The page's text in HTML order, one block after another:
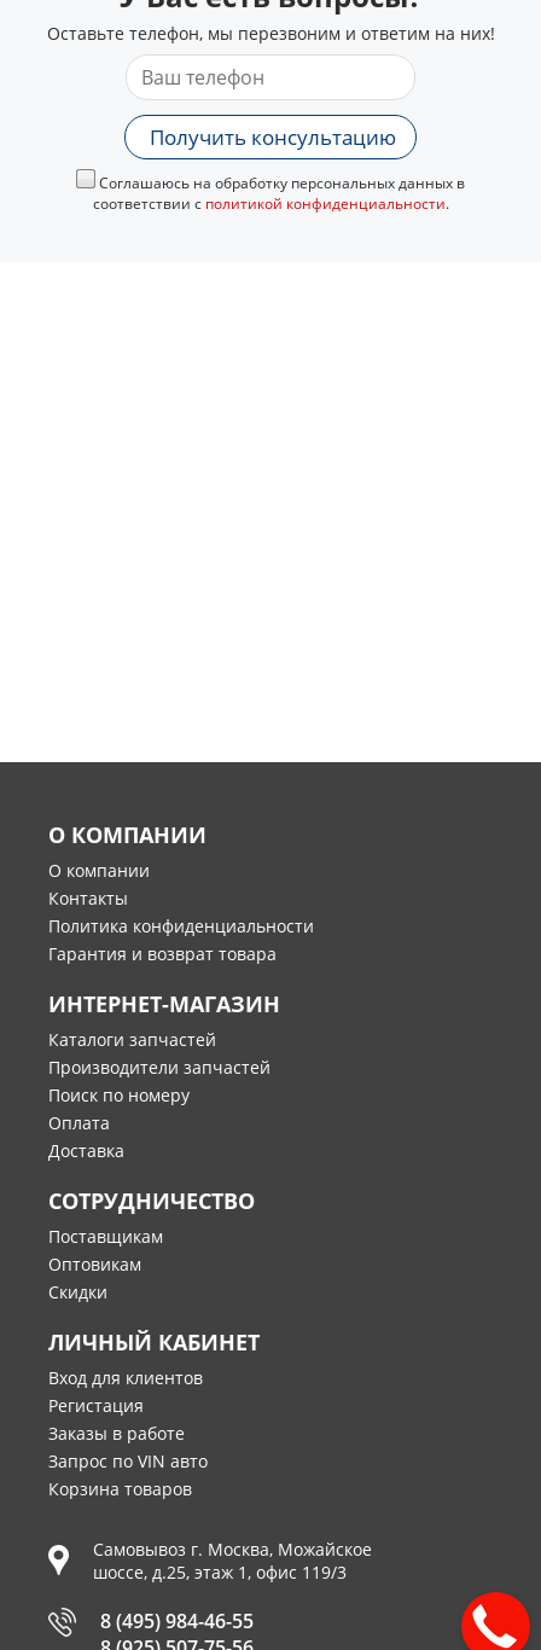
Оставьте телефон, мы перезвоним и ответим на них!
Получить консультацию
Соглашаюсь на обработку персональных данных в
соответствии с политикой конфиденциальности.
О КОМПАНИИ
О компании
Контакты
Политика конфиденциальности
Гарантия и возврат товара
ИНТЕРНЕТ-МАГАЗИН
Каталоги запчастей
Производители запчастей
Поиск по номеру
Оплата
Доставка
СОТРУДНИЧЕСТВО
Поставщикам
Оптовикам
Скидки
ЛИЧНЫЙ КАБИНЕТ
Вход для клиентов
Регистация
Заказы в работе
Запрос по VIN авто
Корзина товаров
Самовывоз г. Москва, Можайское
шоссе, д.25, этаж 1, офис 119/3
8 (495) 984-46-55